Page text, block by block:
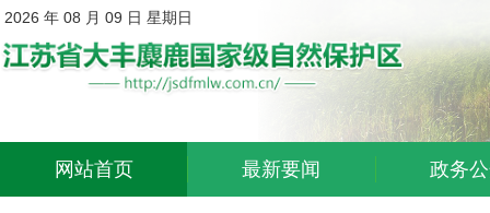
2026 年 08 月 09 日 星期日
网站首页 最新要闻 政务